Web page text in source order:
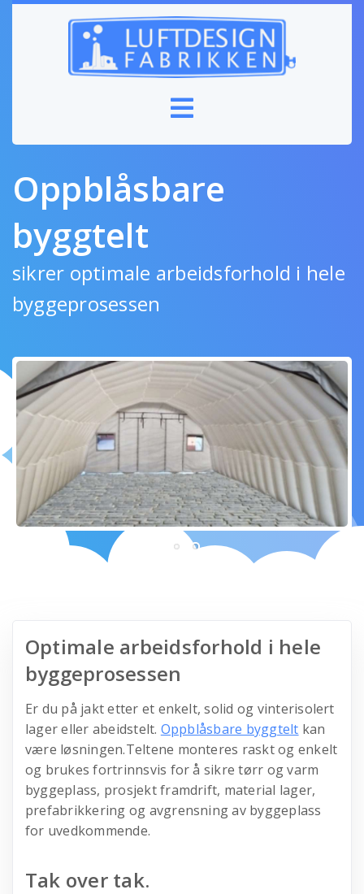
Oppblåsbare
byggtelt
sikrer optimale arbeidsforhold i hele
byggeprosessen
Optimale arbeidsforhold i hele
byggeprosessen
Er du på jakt etter et enkelt, solid og vinterisolert
lager eller abeidstelt. Oppblåsbare byggtelt kan
være løsningen.Teltene monteres raskt og enkelt
og brukes fortrinnsvis for å sikre tørr og varm
byggeplass, prosjekt framdrift, material lager,
prefabrikkering og avgrensning av byggeplass
for uvedkommende.
Tak over tak.